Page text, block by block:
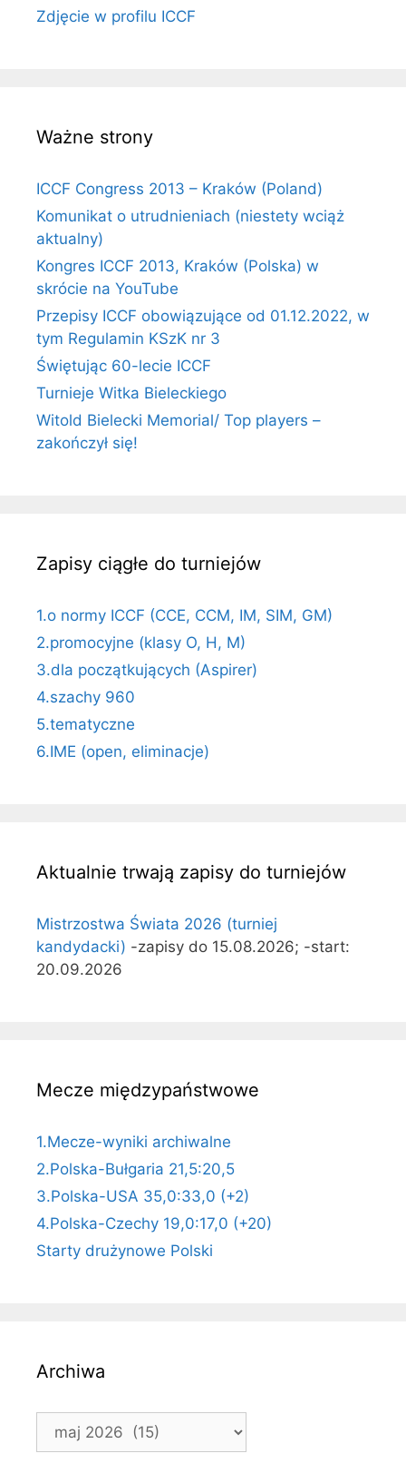
Zdjęcie w profilu ICCF
Ważne strony
ICCF Congress 2013 – Kraków (Poland)
Komunikat o utrudnieniach (niestety wciąż
aktualny)
Kongres ICCF 2013, Kraków (Polska) w
skrócie na YouTube
Przepisy ICCF obowiązujące od 01.12.2022, w
tym Regulamin KSzK nr 3
Świętując 60-lecie ICCF
Turnieje Witka Bieleckiego
Witold Bielecki Memorial/ Top players –
zakończył się!
Zapisy ciągłe do turniejów
1.o normy ICCF (CCE, CCM, IM, SIM, GM)
2.promocyjne (klasy O, H, M)
3.dla początkujących (Aspirer)
4.szachy 960
5.tematyczne
6.IME (open, eliminacje)
Aktualnie trwają zapisy do turniejów
Mistrzostwa Świata 2026 (turniej
kandydacki) -zapisy do 15.08.2026; -start:
20.09.2026
Mecze międzypaństwowe
1.Mecze-wyniki archiwalne
2.Polska-Bułgaria 21,5:20,5
3.Polska-USA 35,0:33,0 (+2)
4.Polska-Czechy 19,0:17,0 (+20)
Starty drużynowe Polski
Archiwa
Archiwa